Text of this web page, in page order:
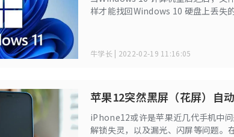
样才能找回Windows 10 硬盘上丢失
牛学长 | 2022-02-19 11:16:05
苹果12突然黑屏（花屏）自
iPhone12或许是苹果近几代手机中
解锁失灵，以及漏光、闪屏等问题